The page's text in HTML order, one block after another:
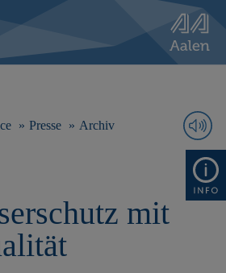
Presse
Archiv
mit